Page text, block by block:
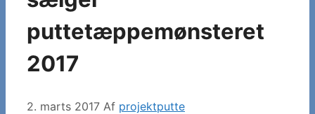
puttetæppemønsteret
2017
2. marts 2017 Af projektputte